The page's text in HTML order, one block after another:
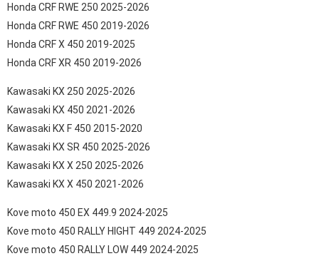
Honda CRF RWE 250 2025-2026
Honda CRF RWE 450 2019-2026
Honda CRF X 450 2019-2025
Honda CRF XR 450 2019-2026
Kawasaki KX 250 2025-2026
Kawasaki KX 450 2021-2026
Kawasaki KX F 450 2015-2020
Kawasaki KX SR 450 2025-2026
Kawasaki KX X 250 2025-2026
Kawasaki KX X 450 2021-2026
Kove moto 450 EX 449.9 2024-2025
Kove moto 450 RALLY HIGHT 449 2024-2025
Kove moto 450 RALLY LOW 449 2024-2025